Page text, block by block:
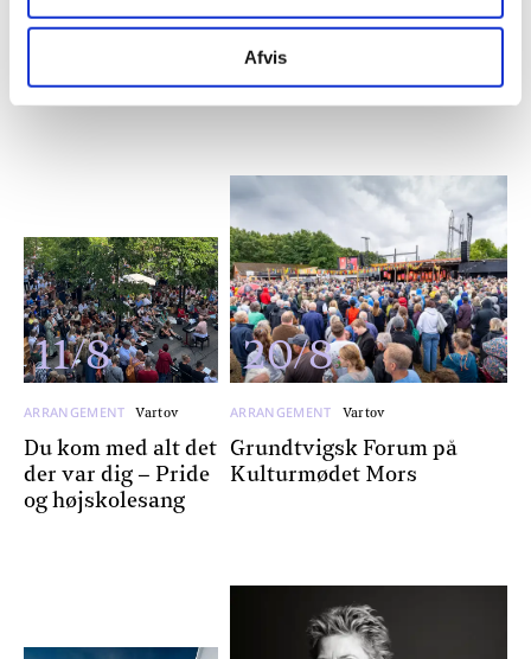
Afvis
SE ALLE ARRANGEMENTER
11/8
ARRANGEMENT Vartov
Du kom med alt det
der var dig – Pride
og højskolesang
20/8
ARRANGEMENT Vartov
Grundtvigsk Forum på
Kulturmødet Mors